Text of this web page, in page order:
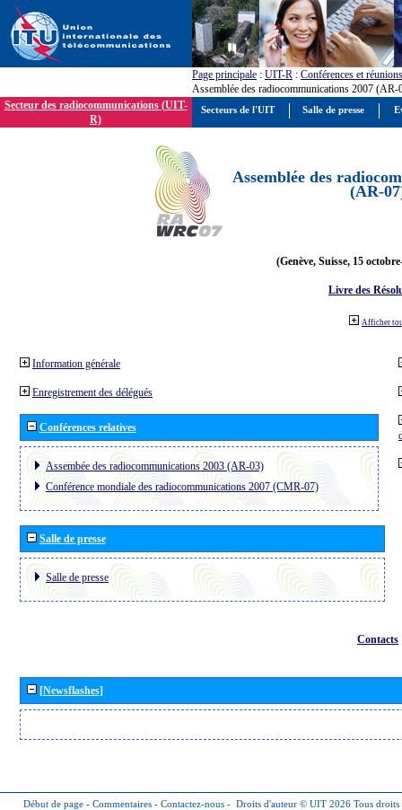
Page principale : UIT-R : Conférences et réunions
Assemblée des radiocommunications 2007 (AR-
Secteur des radiocommunications (UIT-
R)
Assemblée des
(AR-
(Genève, Suisse, 15
Livre des
Afficher
Information générale
Enregistrement des délégués
Conférences relatives
Assembée des radiocommunications 2003 (AR-03)
Conférence mondiale des radiocommunications 2007 (CMR-07)
Salle de presse
Salle de presse
Contacts
[Newsflashes]
Début de page - Commentaires - Contactez-nous - Droits d'auteur © UIT 2026 Tous droits
Secteurs de l'UIT Salle de presse